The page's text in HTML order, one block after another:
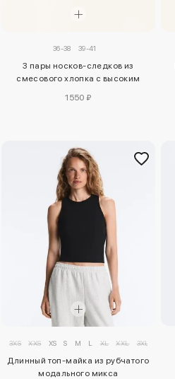
36-38 39-41
3 пары носков-следков из
смесового хлопка с высоким
1550 ₽
3XS XXS XS S M L XL XXL 3XL
Длинный топ-майка из рубчатого
модального микса